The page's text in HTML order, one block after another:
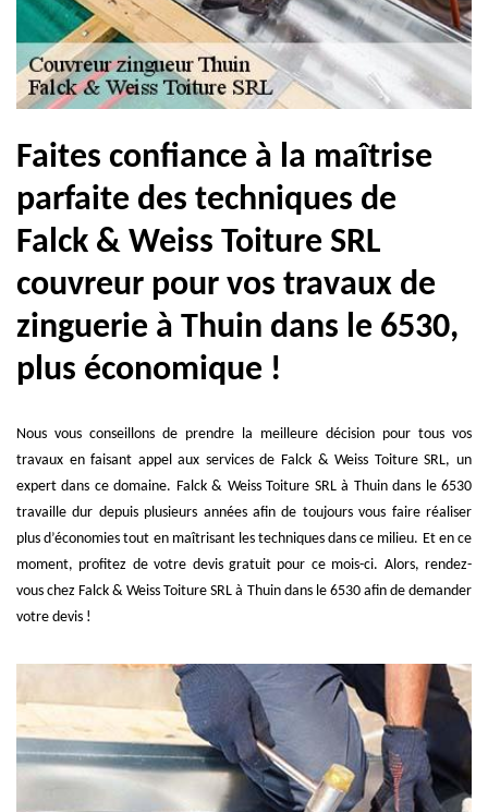
Faites confiance à la maîtrise
parfaite des techniques de
Falck & Weiss Toiture SRL
couvreur pour vos travaux de
zinguerie à Thuin dans le 6530,
plus économique !
Nous vous conseillons de prendre la meilleure décision pour tous vos
travaux en faisant appel aux services de Falck & Weiss Toiture SRL, un
expert dans ce domaine. Falck & Weiss Toiture SRL à Thuin dans le 6530
travaille dur depuis plusieurs années afin de toujours vous faire réaliser
plus d’économies tout en maîtrisant les techniques dans ce milieu. Et en ce
moment, profitez de votre devis gratuit pour ce mois-ci. Alors, rendez-
vous chez Falck & Weiss Toiture SRL à Thuin dans le 6530 afin de demander
votre devis !